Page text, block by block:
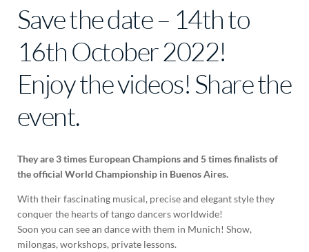
Save the date – 14th to
16th October 2022!
Enjoy the videos! Share the
event.
They are 3 times European Champions and 5 times finalists of
the official World Championship in Buenos Aires.
With their fascinating musical, precise and elegant style they
conquer the hearts of tango dancers worldwide!
Soon you can see an dance with them in Munich! Show,
milongas, workshops, private lessons.